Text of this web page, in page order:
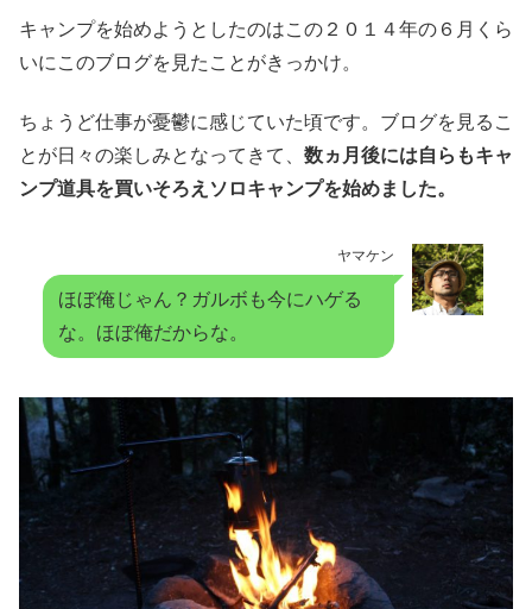
キャンプを始めようとしたのはこの２０１４年の６月くら
いにこのブログを見たことがきっかけ。
ちょうど仕事が憂鬱に感じていた頃です。ブログを見るこ
とが日々の楽しみとなってきて、 数ヵ月後には自らもキャ
ンプ道具を買いそろえソロキャンプを始めました。
ヤマケン
ほぼ俺じゃん？ガルボも今にハゲる
な。ほぼ俺だからな。